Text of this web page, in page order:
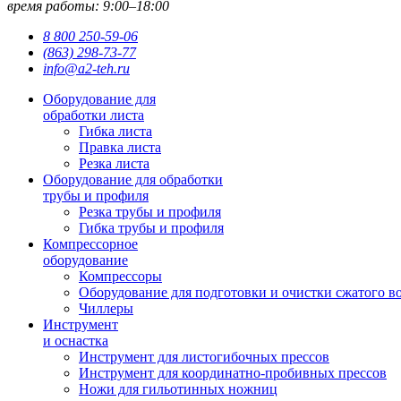
время работы: 9:00–18:00
8 800 250-59-06
(863) 298-73-77
info@a2-teh.ru
Оборудование для
обработки листа
Гибка листа
Правка листа
Резка листа
Оборудование для обработки
трубы и профиля
Резка трубы и профиля
Гибка трубы и профиля
Компрессорное
оборудование
Компрессоры
Оборудование для подготовки и очистки сжатого
Чиллеры
Инструмент
и оснастка
Инструмент для листогибочных прессов
Инструмент для координатно-пробивных прессов
Ножи для гильотинных ножниц